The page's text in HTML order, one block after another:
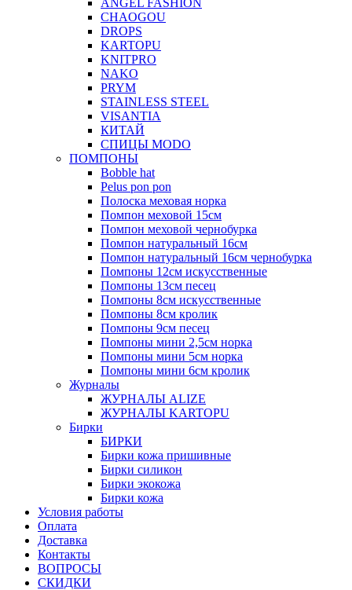
ANGEL FASHION
CHAOGOU
DROPS
KARTOPU
KNITPRO
NAKO
PRYM
STAINLESS STEEL
VISANTIA
КИТАЙ
СПИЦЫ MODO
ПОМПОНЫ
Bobble hat
Pelus pon pon
Полоска меховая норка
Помпон меховой 15см
Помпон меховой чернобурка
Помпон натуральный 16см
Помпон натуральный 16см чернобурка
Помпоны 12см искусственные
Помпоны 13см песец
Помпоны 8см искусственные
Помпоны 8см кролик
Помпоны 9см песец
Помпоны мини 2,5см норка
Помпоны мини 5см норка
Помпоны мини 6см кролик
Журналы
ЖУРНАЛЫ ALIZE
ЖУРНАЛЫ KARTOPU
Бирки
БИРКИ
Бирки кожа пришивные
Бирки силикон
Бирки экокожа
Бирки кожа
Условия работы
Оплата
Доставка
Контакты
ВОПРОСЫ
СКИДКИ